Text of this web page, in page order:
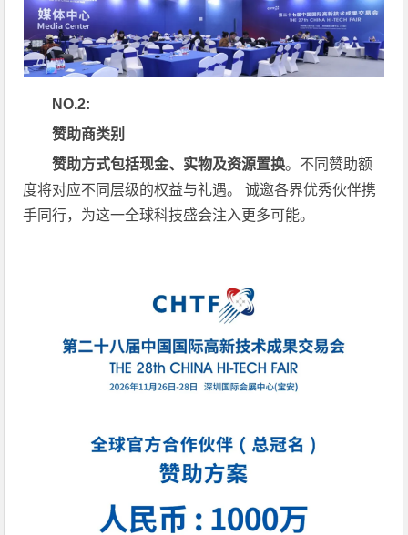
NO.2:
赞助商类别
赞助方式包括现金、实物及资源置换。不同赞助额
度将对应不同层级的权益与礼遇。 诚邀各界优秀伙伴携
手同行，为这一全球科技盛会注入更多可能。